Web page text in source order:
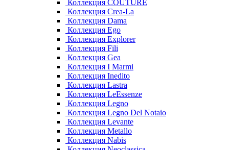
Коллекция COUTURE
Коллекция Crea-La
Коллекция Dama
Коллекция Ego
Коллекция Explorer
Коллекция Fili
Коллекция Gea
Коллекция I Marmi
Коллекция Inedito
Коллекция Lastra
Коллекция LeEssenze
Коллекция Legno
Коллекция Legno Del Notaio
Коллекция Levante
Коллекция Metallo
Коллекция Nabis